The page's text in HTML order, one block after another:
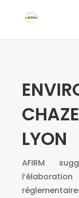
LYON
AFIRM